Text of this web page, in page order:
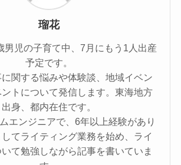
瑠花
男児の子育て中、7月にもう1人出産
予定です。
関する悩みや体験談、地域イベン
ントについて発信します。東海地方
出身、都内在住です。
エンジニアで、6年以上経験があり
てライティング業務を始め、ライ
て勉強しながら記事を書いていま